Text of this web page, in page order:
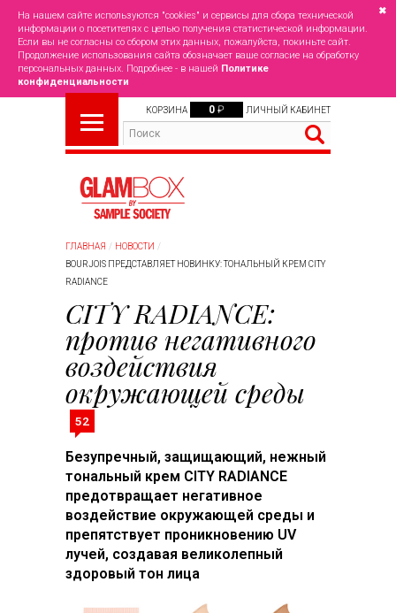
На нашем сайте используются "cookies" и сервисы для сбора технической
информации о посетителях с целью получения статистической информации.
Если вы не согласны со сбором этих данных, пожалуйста, покиньте сайт.
Продолжение использования сайта обозначает ваше согласие на обработку
персональных данных. Подробнее - в нашей Политике
конфиденциальности
✖
КОРЗИНА 0 ₽ ЛИЧНЫЙ КАБИНЕТ
ГЛАВНАЯ
НОВОСТИ
BOURJOIS ПРЕДСТАВЛЯЕТ НОВИНКУ: ТОНАЛЬНЫЙ КРЕМ CITY
RADIANCE
CITY RADIANCE:
против негативного
воздействия
окружающей среды
52
Безупречный, защищающий, нежный
тональный крем CITY RADIANCE
предотвращает негативное
воздействие окружающей среды и
препятствует проникновению UV
лучей, создавая великолепный
здоровый тон лица